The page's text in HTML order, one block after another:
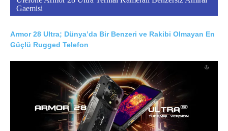
Gaemisi
Armor 28 Ultra; Dünya’da Bir Benzeri ve Rakibi Olmayan En
Güçlü Rugged Telefon